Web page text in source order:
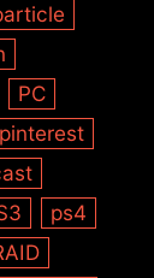
PC
pinterest
ps4